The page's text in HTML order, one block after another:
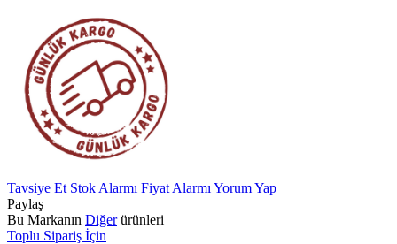
Tavsiye Et Stok Alarmı Fiyat Alarmı Yorum Yap
Paylaş
Bu Markanın Diğerürünleri
Toplu Sipariş İçin